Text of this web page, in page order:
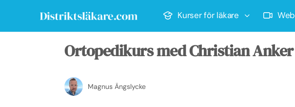
Kurser för läkare
Ortopedikurs med Christian Anker
Magnus Ängslycke